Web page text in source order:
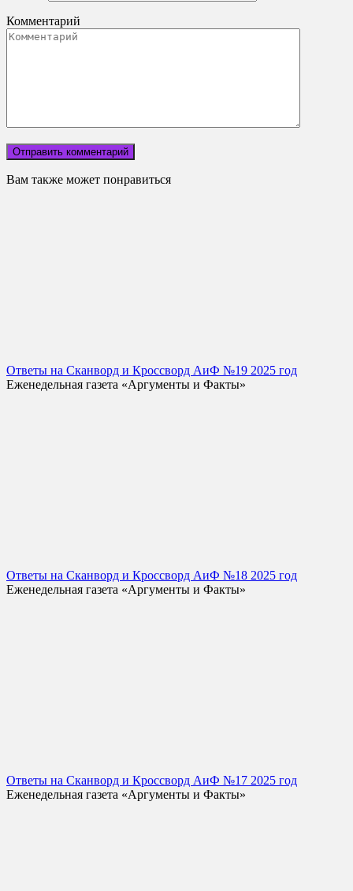
Комментарий
Вам также может понравиться
Ответы на Сканворд и Кроссворд АиФ №19 2025 год
Еженедельная газета «Аргументы и Факты»
Ответы на Сканворд и Кроссворд АиФ №18 2025 год
Еженедельная газета «Аргументы и Факты»
Ответы на Сканворд и Кроссворд АиФ №17 2025 год
Еженедельная газета «Аргументы и Факты»